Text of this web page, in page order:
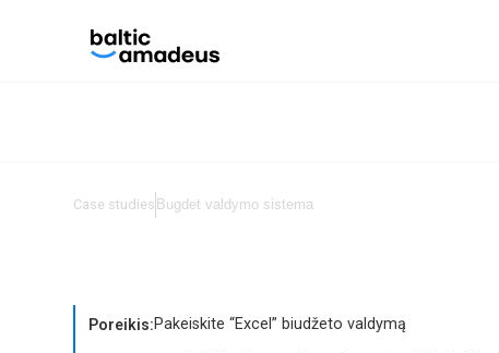
Case studies Bugdet valdymo sistema
Poreikis:Pakeiskite “Excel” biudžeto valdymą